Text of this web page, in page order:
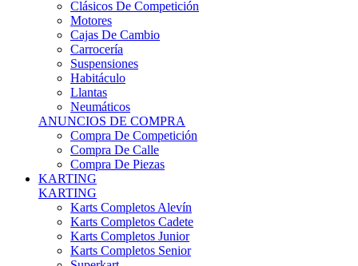
Clásicos De Competición
Motores
Cajas De Cambio
Carrocería
Suspensiones
Habitáculo
Llantas
Neumáticos
ANUNCIOS DE COMPRA
Compra De Competición
Compra De Calle
Compra De Piezas
KARTING
KARTING
Karts Completos Alevín
Karts Completos Cadete
Karts Completos Junior
Karts Completos Senior